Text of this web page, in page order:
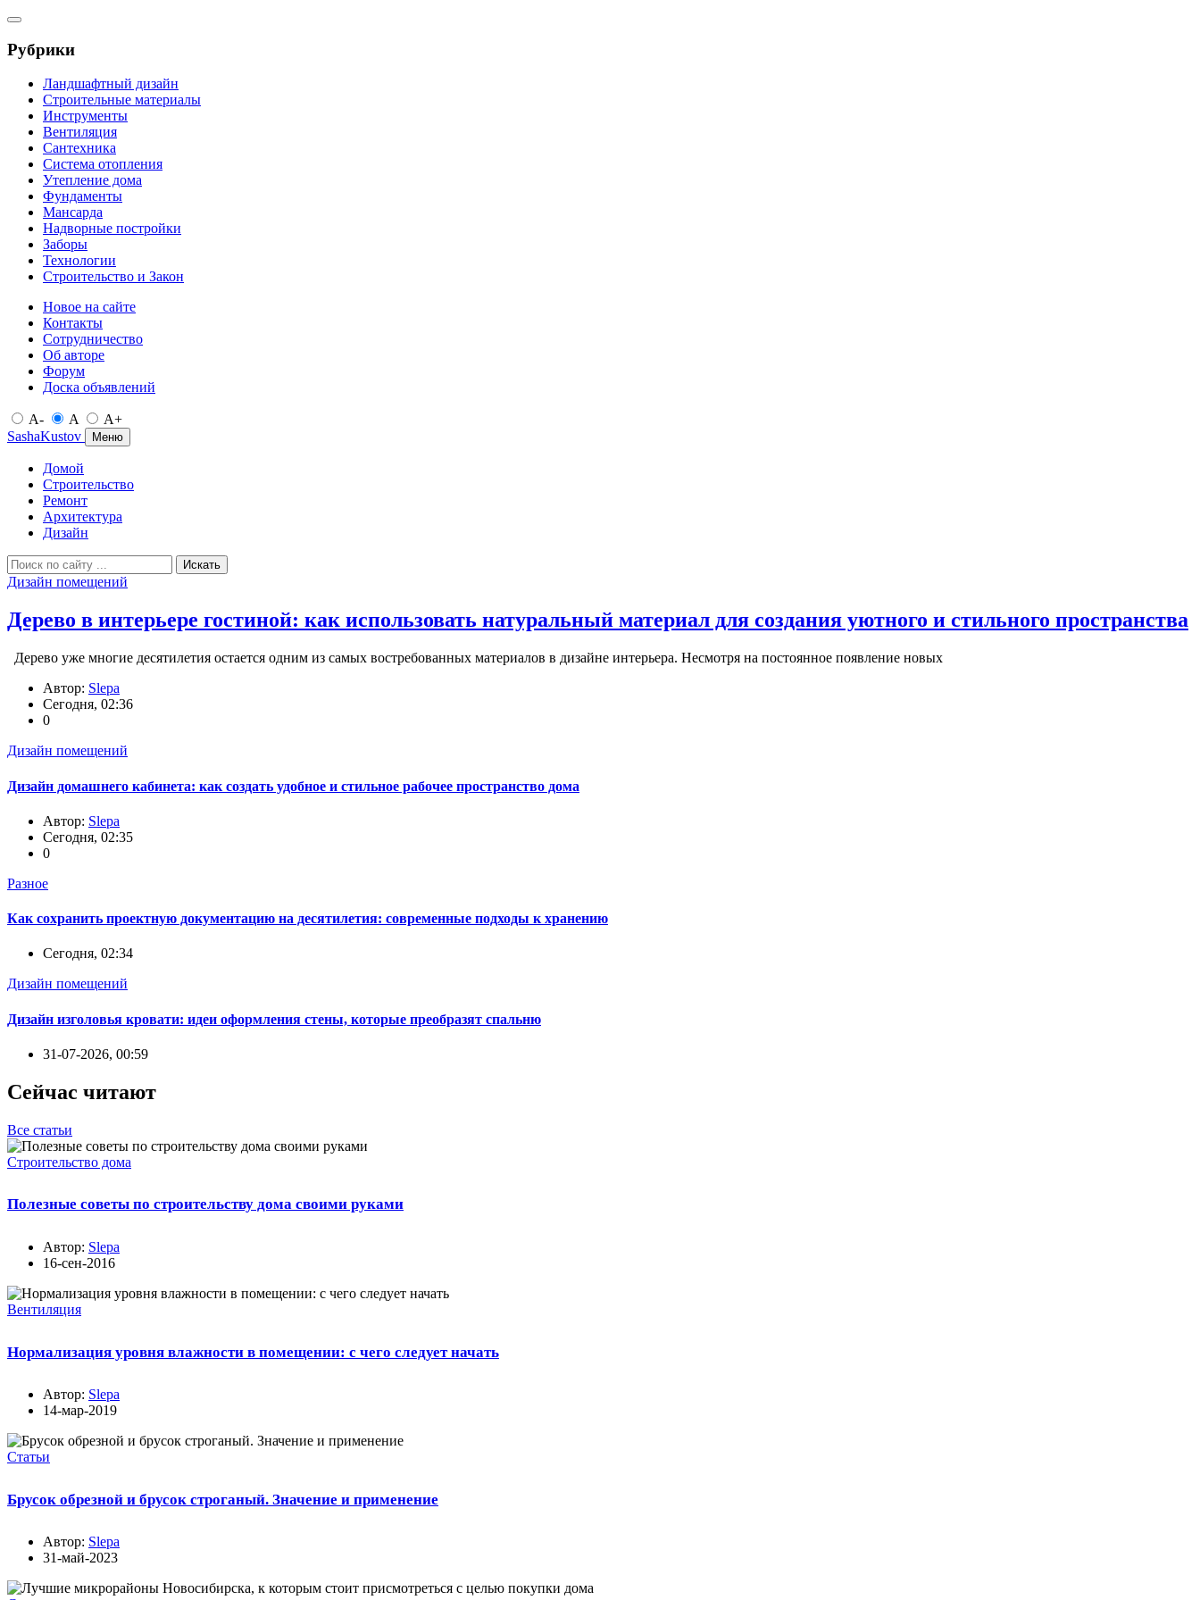
Рубрики
Ландшафтный дизайн
Строительные материалы
Инструменты
Вентиляция
Сантехника
Система отопления
Утепление дома
Фундаменты
Мансарда
Надворные постройки
Заборы
Технологии
Строительство и Закон
Новое на сайте
Контакты
Сотрудничество
Об авторе
Форум
Доска объявлений
A- A
A+
SashaKustov
Меню
Домой
Строительство
Ремонт
Архитектура
Дизайн
Искать
Дизайн помещений
Дерево в интерьере гостиной: как использовать натуральный материал для создания уютного и стильного пространства
Дерево уже многие десятилетия остается одним из самых востребованных материалов в дизайне интерьера. Несмотря на постоянное появление новых
Автор: Slepa
Сегодня, 02:36
0
Дизайн помещений
Дизайн домашнего кабинета: как создать удобное и стильное рабочее пространство дома
Автор: Slepa
Сегодня, 02:35
0
Разное
Как сохранить проектную документацию на десятилетия: современные подходы к хранению
Сегодня, 02:34
Дизайн помещений
Дизайн изголовья кровати: идеи оформления стены, которые преобразят спальню
31-07-2026, 00:59
Сейчас читают
Все статьи
Строительство дома
Полезные советы по строительству дома своими руками
Автор: Slepa
16-сен-2016
Вентиляция
Нормализация уровня влажности в помещении: с чего следует начать
Автор: Slepa
14-мар-2019
Статьи
Брусок обрезной и брусок строганый. Значение и применение
Автор: Slepa
31-май-2023